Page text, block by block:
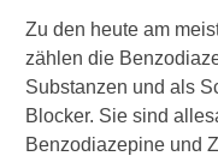
Zu den heute am
zählen die
Substanzen und als
Blocker. Sie sind
Benzodiazepine und
► Medikamente
►
Hangover-Effekt
Absetzen der